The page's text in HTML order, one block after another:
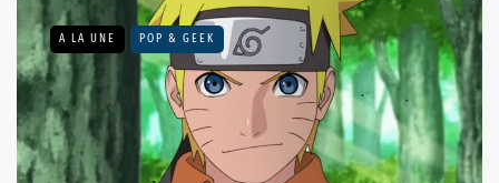
A LA UNE POP & GEEK